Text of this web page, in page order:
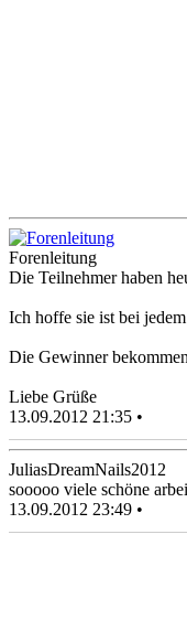
Forenleitung
Die Teilnehmer haben
Ich hoffe sie ist bei
Die Gewinner
Liebe Grüße
13.09.2012 21:35 •
JuliasDreamNails2012
sooooo viele schöne
13.09.2012 23:49 •